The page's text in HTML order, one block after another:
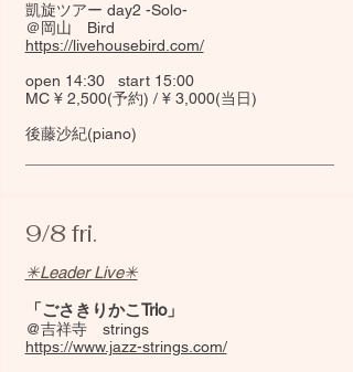
凱旋ツアー day2 -Solo-
＠岡山 Bird
https://livehousebird.com/
open 14:30 start 15:00
MC ¥ 2,500(予約) / ¥ 3,000(当日)
​後藤沙紀(piano)​
9/8 fri.
✳︎Leader Live✳︎
「ごさきりかこTrio」
@吉祥寺 strings
https://www.jazz-strings.com/